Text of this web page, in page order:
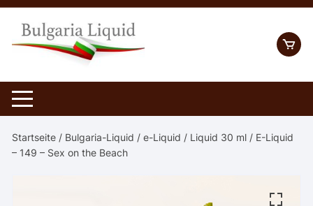
Skip
content
Startseite / Bulgaria-Liquid /e-Liquid / Liquid 30 ml / E-Liquid
– 149 – Sex on the Beach